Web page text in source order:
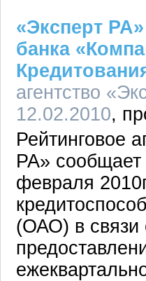
«Эксперт
банка
агентство
12.02.2010
Рейтинговое
РА» сообщает
февраля
(ОАО) в связи